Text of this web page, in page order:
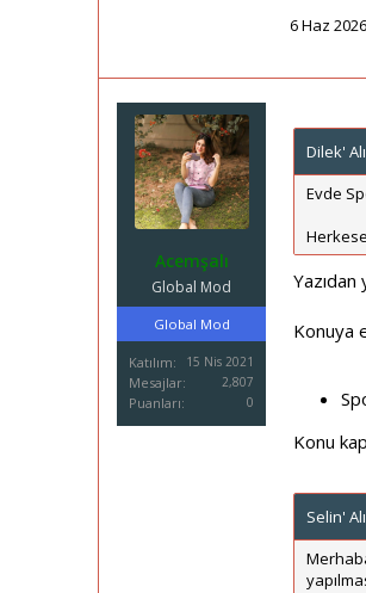
6 Haz 2026
Acemşalı
Global Mod
Global Mod
Katılım 15 Nis 2021
Mesajlar 2,807
Puanları 0
Dilek'
Evde
Yazıdan
Konuya
Konu
Selin'